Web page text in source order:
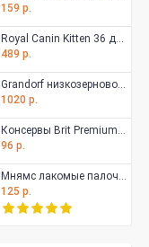
159 р.
Royal Canin Kitten 36 для котят от 4 до 12 месяцев 300 гр
489 р.
Grandorf низкозерновой корм для котят, беременных или кормящих кошек, ягненок с индейкой, 400 гр
1020 р.
Консервы Brit Premium белая рыба в соусе для котят, 85 г
96 р.
Мнямс лакомые палочки для котят из индейки 3x5 г
125 р.